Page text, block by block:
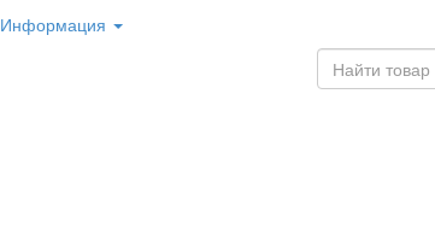
Информация